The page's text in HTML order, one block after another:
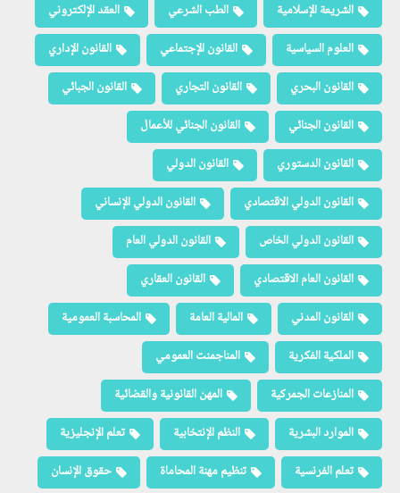
الشريعة الإسلامية
الطب الشرعي
العقد الإلكتروني
العلوم السياسية
القانون الإجتماعي
القانون الإداري
القانون البحري
القانون التجاري
القانون الجبائي
القانون الجنائي
القانون الجنائي للأعمال
القانون الدستوري
القانون الدولي
القانون الدولي الاقتصادي
القانون الدولي الإنساني
القانون الدولي الخاص
القانون الدولي العام
القانون العام الاقتصادي
القانون العقاري
القانون المدني
المالية العامة
المحاسبة العمومية
الملكية الفكرية
المناجمنت العمومي
المنازعات الجمركية
المهن القانونية والقضائية
الموارد البشرية
النظم الإنتخابية
تعلم الإنجليزية
تعلم الفرنسية
تنظيم مهنة المحاماة حقوق الإنسان